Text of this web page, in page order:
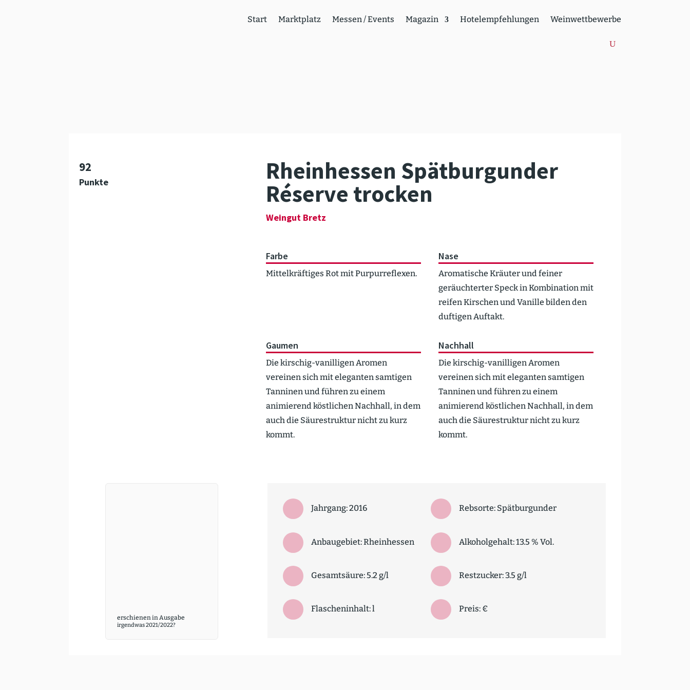
Start Markt­platz Messen / Events Magazin Hotel­emp­feh­lungen Weinwett­be­werbe
92
Punkte
Rhein­hessen Spätbur­gunder
Réserve trocken
Weingut Bretz
Farbe
Mittel­kräf­tiges Rot mit Purpur­re­flexen.
Nase
Aroma­tische Kräuter und feiner
geräucht­erter Speck in Kombi­nation mit
reifen Kirschen und Vanille bilden den
duftigen Auftakt.
Gaumen
Die kirschig-vanil­ligen Aromen
vereinen sich mit eleganten samtigen
Tanninen und führen zu einem
animierend köstlichen Nachhall, in dem
auch die Säure­struktur nicht zu kurz
kommt.
Nachhall
Die kirschig-vanil­ligen Aromen
vereinen sich mit eleganten samtigen
Tanninen und führen zu einem
animierend köstlichen Nachhall, in dem
auch die Säure­struktur nicht zu kurz
kommt.
irgendwas 2021/2022?
Jahrgang: 2016 Rebsorte: Spätburgunder
Anbaugebiet: Rhein­hessen Alkoholgehalt: 13.5 % Vol.
Gesamtsäure: 5.2 g/l Restzucker: 3.5 g/l
Flascheninhalt: l Preis: €